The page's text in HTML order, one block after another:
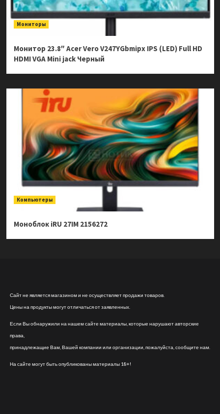
Мониторы
Монитор 23.8″ Acer Vero V247YGbmipx IPS (LED) Full HD
HDMI VGA Mini jack Черный
Компьютеры
Моноблок iRU 27IM 2156272
Сайт не является магазином и не осуществляет продажи товаров.
Цены на продукты могут отличаться от заявленных.
Если Вы обнаружили на нашем сайте материалы, которые нарушают авторские
права,
принадлежащие Вам, Вашей компании или организации, пожалуйста, сообщите нам.
На сайте могут быть опубликованы материалы 18+!